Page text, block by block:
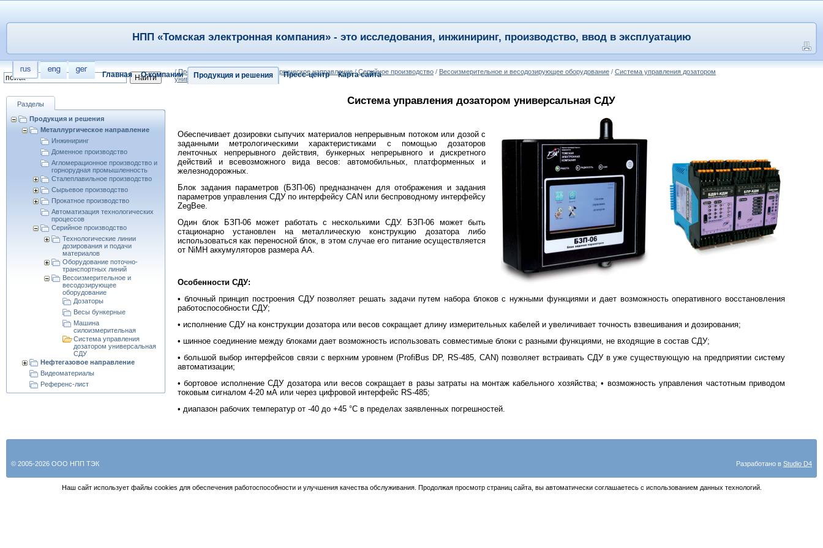
Главная О компании Продукция и решения Пресс-центр Карта сайта
НПП «Томская электронная компания» - это исследования, инжиниринг, производство, ввод в эксплуатацию
Разделы
Продукция и решения
Металлургическое направление
Инжиниринг
Доменное производство
Агломерационное производство и
горнорудная промышленность
Сталеплавильное производство
Сырьевое производство
Прокатное производство
Автоматизация технологических
процессов
Серийное производство
Технологические линии
дозирования и подачи
материалов
Оборудование поточно-
транспортных линий
Весоизмерительное и
весодозирующее
оборудование
Дозаторы
Весы бункерные
Машина
силоизмерительная
Система управления
дозатором универсальная
СДУ
Нефтегазовое направление
Видеоматериалы
Референс-лист
/Продукция и решения Металлургическое направление/Серийное производство / Весоизмерительное и весодозирующее оборудование / Система управления дозатором
универсальная СДУ
Система управления дозатором универсальная СДУ
Обеспечивает дозировки сыпучих материалов непрерывным потоком или дозой с
заданными метрологическими характеристиками с помощью дозаторов
ленточных непрерывного действия, бункерных непрерывного и дискретного
действий и всевозможного вида весов: автомобильных, платформенных и
железнодорожных.
Блок задания параметров (БЗП-06) предназначен для отображения и задания
параметров управления СДУ по интерфейсу CAN или беспроводному интерфейсу
ZegBee.
Один блок БЗП-06 может работать с несколькими СДУ. БЗП-06 может быть
стационарно установлен на металлическую конструкцию дозатора либо
использоваться как переносной блок, в этом случае его питание осуществляется
от NiMH аккумуляторов размера АА.
Особенности СДУ:
• блочный принцип построения СДУ позволяет решать задачи путем набора блоков с нужными функциями и дает возможность оперативного восстановления
работоспособности СДУ;
• исполнение СДУ на конструкции дозатора или весов сокращает длину измерительных кабелей и увеличивает точность взвешивания и дозирования;
• шинное соединение между блоками дает возможность использовать совместимые блоки с разными функциями, не входящие в состав СДУ;
• большой выбор интерфейсов связи с верхним уровнем (ProfiBus DP, RS-485, CAN) позволяет встраивать СДУ в уже существующую на предприятии систему
автоматизации;
• бортовое исполнение СДУ дозатора или весов сокращает в разы затраты на монтаж кабельного хозяйства; • возможность управления частотным приводом
токовым сигналом 4-20 мА или через цифровой интерфейс RS-485;
• диапазон рабочих температур от -40 до +45 °С в пределах заявленных погрешностей.
© 2005-2026 ООО НПП ТЭК Разработано в Studio D4
Наш сайт использует файлы cookies для обеспечения работоспособности и улучшения качества обслуживания. Продолжая просмотр страниц сайта, вы автоматически соглашаетесь с использованием данных технологий.